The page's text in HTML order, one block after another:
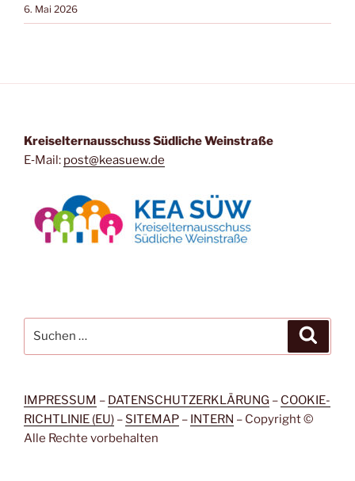
6. Mai 2026
Kreis­eltern­aus­schuss Süd­li­che Weinstraße
E‑Mail: post@keasuew.de
nach:
IMPRESSUM – DATENSCHUTZERKLÄRUNG – COOKIE-
RICHTLINIE (EU) – SITEMAP – INTERN – Copy­right ©
Alle Rech­te vorbehalten